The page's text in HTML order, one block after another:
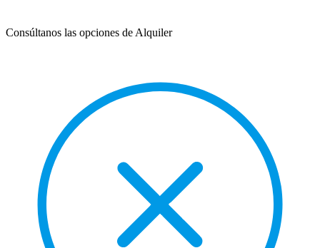
Consúltanos las opciones de Alquiler